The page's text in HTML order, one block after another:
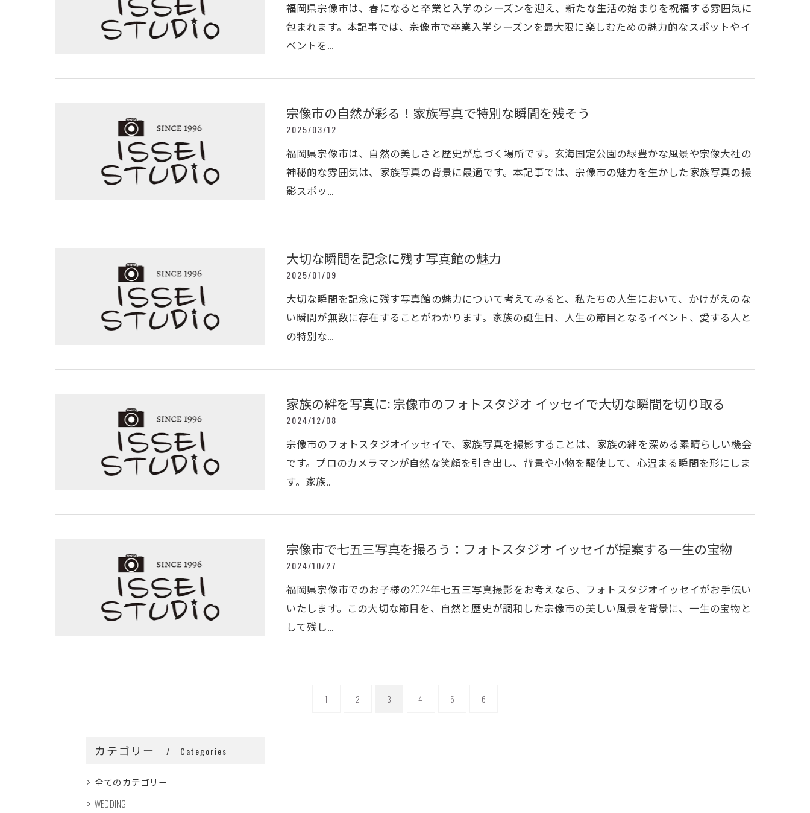
福岡県宗像市は、春になると卒業と入学のシーズンを迎え、新たな生活の始まりを祝福する雰囲気に
包まれます。本記事では、宗像市で卒業入学シーズンを最大限に楽しむための魅力的なスポットやイ
ベントを…
宗像市の自然が彩る！家族写真で特別な瞬間を残そう
2025/03/12
福岡県宗像市は、自然の美しさと歴史が息づく場所です。玄海国定公園の緑豊かな風景や宗像大社の
神秘的な雰囲気は、家族写真の背景に最適です。本記事では、宗像市の魅力を生かした家族写真の撮
影スポッ…
大切な瞬間を記念に残す写真館の魅力
2025/01/09
大切な瞬間を記念に残す写真館の魅力について考えてみると、私たちの人生において、かけがえのな
い瞬間が無数に存在することがわかります。家族の誕生日、人生の節目となるイベント、愛する人と
の特別な…
家族の絆を写真に: 宗像市のフォトスタジオ イッセイで大切な瞬間を切り取る
2024/12/08
宗像市のフォトスタジオイッセイで、家族写真を撮影することは、家族の絆を深める素晴らしい機会
です。プロのカメラマンが自然な笑顔を引き出し、背景や小物を駆使して、心温まる瞬間を形にしま
す。家族…
宗像市で七五三写真を撮ろう：フォトスタジオ イッセイが提案する一生の宝物
2024/10/27
福岡県宗像市でのお子様の2024年七五三写真撮影をお考えなら、フォトスタジオイッセイがお手伝い
いたします。この大切な節目を、自然と歴史が調和した宗像市の美しい風景を背景に、一生の宝物と
して残し…
1 2 3 4 5 6
カテゴリー Categories
全てのカテゴリー
WEDDING